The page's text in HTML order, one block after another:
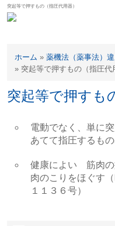
突起等で押すもの（指圧代用器）
ホーム » 薬機法（薬事法）
» 突起等で押すもの（指圧代
突起等で押すも
電動でなく、単に
あてて指圧するも
健康によい 筋肉
肉のこりをほぐす
１１３６号）